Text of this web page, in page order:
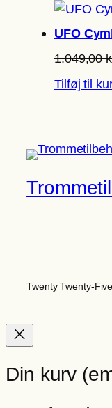
UFO
1.049,00
Tilføj til
Twenty Twenty-Five
Din kurv